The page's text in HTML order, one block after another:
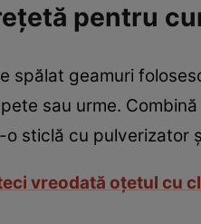
pentru
spălat geamuri
sau urme.
sticlă cu pulverizator
vreodată oţetul cu